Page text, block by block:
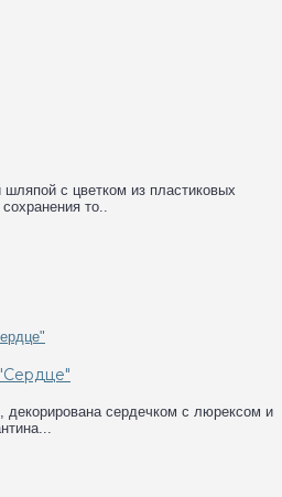
с цветком из пластиковых
то..
декорирована сердечком с люрексом и